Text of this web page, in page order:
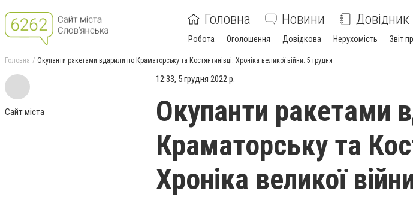
Головна Новини Довідник
Робота Оголошення Довідкова Нерухомість Звіт
Головна Окупанти ракетами вдарили по Краматорську та Костянтинівці. Хроніка великої війни: 5 грудня
Сайт міста
12:33, 5 грудня 2022 р.
Окупанти ракетами
Краматорську та
Хроніка великої